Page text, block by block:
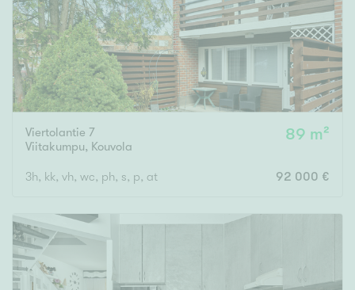
Viertolantie 7
Viitakumpu, Kouvola
89 m²
3h, kk, vh, wc, ph, s, p, at 92 000 €